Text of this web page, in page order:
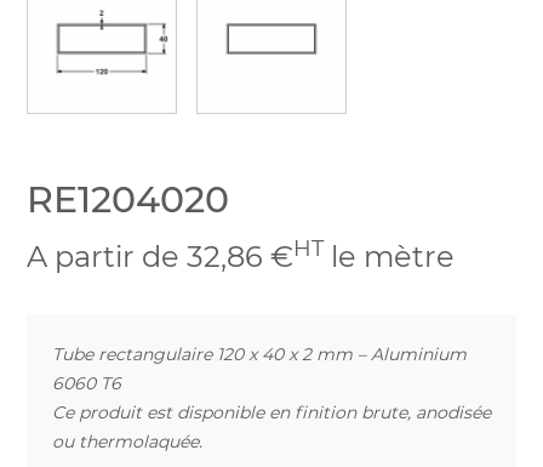
RE1204020
A partir de 32,86 €HT le mètre
Tube rectangulaire 120 x 40 x 2 mm – Aluminium
6060 T6
Ce produit est disponible en finition brute, anodisée
ou thermolaquée.